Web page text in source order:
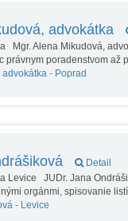
advokátka
Mgr. Alena Mikudová,
právnym poradenstvom až
advokátka - Poprad
Detail
Levice JUDr. Jana
orgánmi, spisovanie
- Levice